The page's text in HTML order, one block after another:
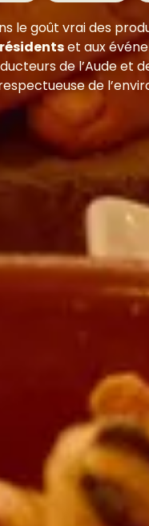
le goût vrai des
et aux
de l’Aude et
de